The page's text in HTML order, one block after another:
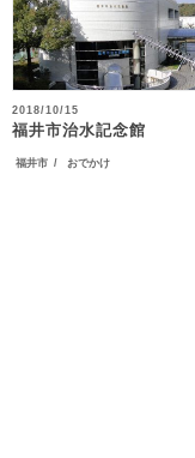
2018/10/15
福井市治水記念館
福井市 おでかけ